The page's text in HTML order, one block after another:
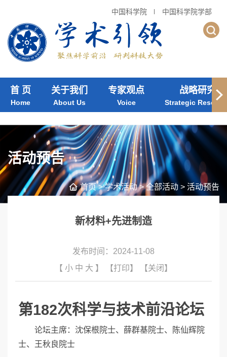
中国科学院 中国科学院学部
首 页
Home
关于我们
About Us
专家观点
Voice
战略研究
Strategic
活动预告
首页>学术活动>全部活动 > 活动预告
新材料+先进制造
发布时间：2024-11-08
【 小 中 大 】 【打印】 【关闭】
第182次科学与技术前沿论坛
论坛主席：沈保根院士、薛群基院士、陈仙辉院
士、王秋良院士